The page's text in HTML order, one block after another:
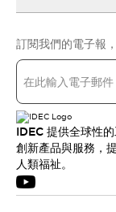
訂閱我們的電子報
IDEC 提供全球性
創新產品與服務，
人類福祉。